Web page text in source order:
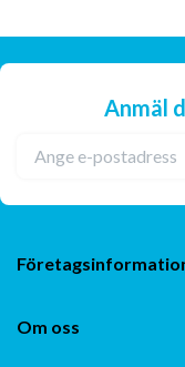
Anmäl
Om oss